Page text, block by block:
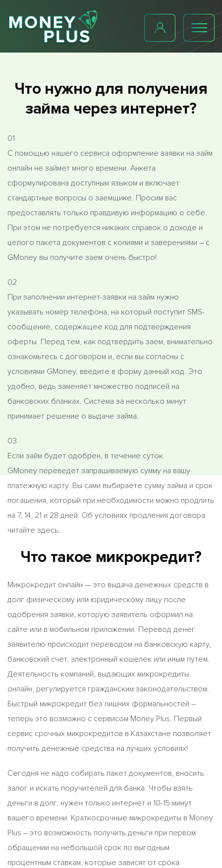
Что нужно для получения
займа через интернет?
01
С помощью нашего сервиса оформление заявки на займ
онлайн не займет много времени. Анкета
сформулирована доступным языком и включает
стандартные вопросы о заемщике. Просим вас
предоставлять только правдивую информацию о себе.
При этом не потребуется никаких справок о доходе и
целого пакета документов с копиями и заверениями – с
GMoney вы получите заем очень быстро!
02
При заполнении интернет-заявки на займ нужно
указывать номер телефона, на который поступит SMS-
сообщение, содержащее код для подтверждения
оферты. Перед тем, как подтвердить заем, внимательно
ознакомьтесь с договором и, если вы согласны с
условиями GMoney, введите в форму данный код. Это
удобно, ведь заменяет множество подписей на
банковских бланках. Система за несколько минут
принимает решение о выдаче займа.
03
Если займ будет одобрен, в течение суток
GMoney переведет запрашиваемую сумму на вашу
платежную карту. Вы сами выбираете сумму займа и срок
погашения, который при необходимости можно продлить
на 7, 14, 21 и 28 дней. Об условиях продления договора
читайте здесь.
Что такое микрокредит?
Микрокредит онлайн — это выдача денежных средств в
долг физическому или юридическому лицу после
одобрения заявки, которую заявитель оформил на
сайте или в мобильном приложении. Перевод денег
заявителю происходит переводом на банковскую карту,
банковский счет, электронный кошелек или иным путем.
Деятельность компаний, выдающих микрокредиты
онлайн, регулируется гражданским законодательством.
Быстрый микрокредит без лишних формальностей –
теперь это возможно с сервисом Money Plus. Первый
сервис срочных микрокредитов в Казахстане позволяет
получить денежные средства на лучших условиях!
Сегодня не надо собирать пакет документов, вносить
залог и искать поручителей для банка. Чтобы взять
деньги в долг, нужен только интернет и 10-15 минут
вашего времени. Краткосрочные микрокредиты в Money
Plus – это возможность получить деньги при первом
обращении на небольшой срок по выгодным
процентным ставкам, которые зависят от срока